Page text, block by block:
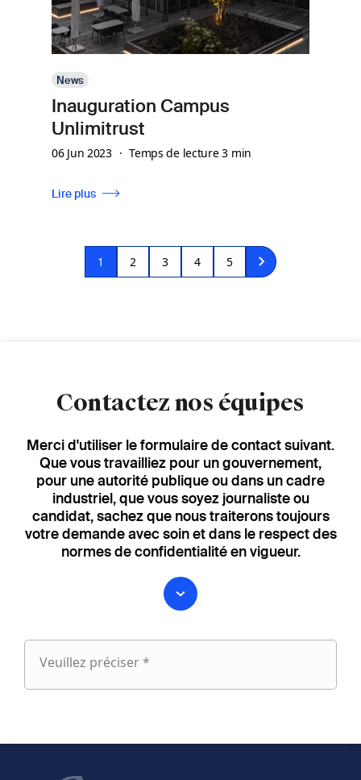
News
Inauguration Campus
Unlimitrust
06 Jun 2023 Temps de lecture 3 min
Lire plus
Pagination
Page
courante
1 Page
2 Page
3 Page
4 Page
5
Contactez nos équipes
Merci d'utiliser le formulaire de contact suivant.
Que vous travailliez pour un gouvernement,
pour une autorité publique ou dans un cadre
industriel, que vous soyez journaliste ou
candidat, sachez que nous traiterons toujours
votre demande avec soin et dans le respect des
normes de confidentialité en vigueur.
Veuillez préciser *
Veuillez